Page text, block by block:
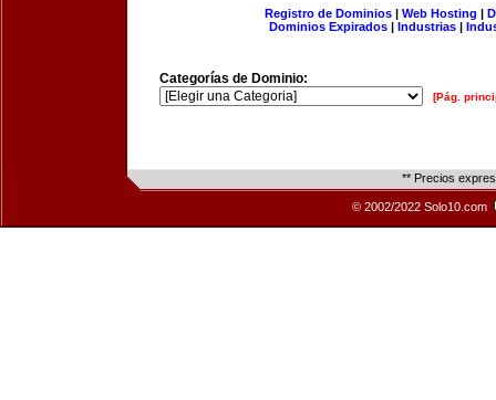
Registro de Dominios| Web Hosting |
Dominios Expirados | Industrias |
Categorías de Dominio:
[Pág.
** Precios
© 2002/2022 Solo10.com